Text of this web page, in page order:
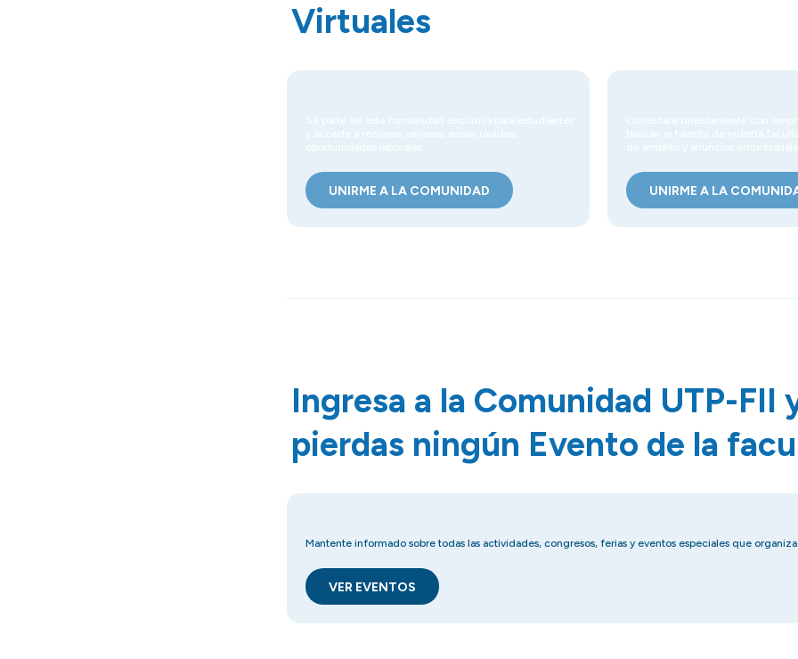
Virtuales
Sé parte de esta comunidad exclusiva para estudiantes
y accede a recursos valiosos, avisos rápidos,
oportunidades laborales
UNIRME A LA COMUNIDAD
Conéctate directamente con
buscan el talento de nuestra
de empleo y anuncios
UNIRME A LA
Ingresa a la Comunidad UTP-FII
pierdas ningún Evento de la
Mantente informado sobre todas las actividades, congresos, ferias y eventos especiales que
VER EVENTOS